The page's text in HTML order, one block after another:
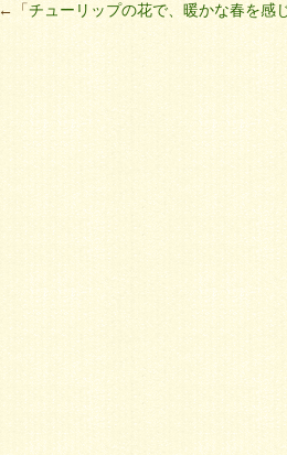
←「チューリップの花で、暖かな春を感